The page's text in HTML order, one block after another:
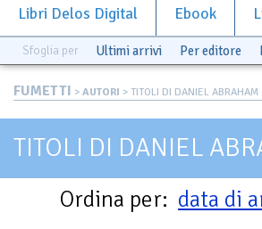
Libri Delos Digital Ebook
Sfoglia per Ultimi arrivi Per editore
FUMETTI > AUTORI > TITOLI DI DANIEL ABRAHAM
TITOLI DI DANIEL
Ordina per: data di